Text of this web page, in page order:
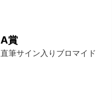
A賞
直筆サイン入りブロマイド